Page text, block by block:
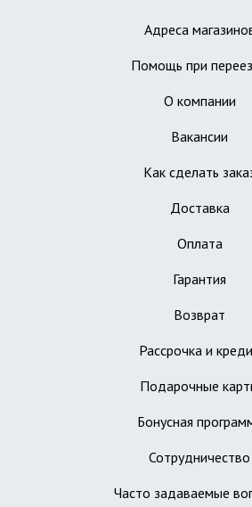
Адреса
Помощь при
О компании
Вакансии
Как сделать
Доставка
Оплата
Гарантия
Возврат
Рассрочка и
Подарочные
Бонусная
Сотрудничество
Часто задаваемые